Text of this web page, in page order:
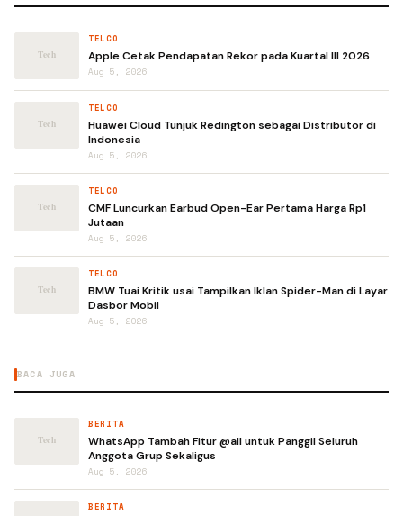
TELCO
Apple Cetak Pendapatan Rekor pada Kuartal III 2026
Aug 5, 2026
TELCO
Huawei Cloud Tunjuk Redington sebagai Distributor di
Indonesia
Aug 5, 2026
TELCO
CMF Luncurkan Earbud Open-Ear Pertama Harga Rp1
Jutaan
Aug 5, 2026
TELCO
BMW Tuai Kritik usai Tampilkan Iklan Spider-Man di Layar
Dasbor Mobil
Aug 5, 2026
BACA JUGA
BERITA
WhatsApp Tambah Fitur @all untuk Panggil Seluruh
Anggota Grup Sekaligus
Aug 5, 2026
BERITA